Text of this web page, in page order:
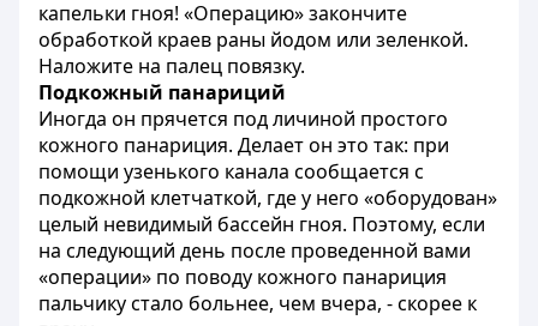
капельки гноя! «Операцию» закончите
обработкой краев раны йодом или зеленкой.
Наложите на палец повязку.
Подкожный панариций
Иногда он прячется под личиной простого
кожного панариция. Делает он это так: при
помощи узенького канала сообщается с
подкожной клетчаткой, где у него «оборудован»
целый невидимый бассейн гноя. Поэтому, если
на следующий день после проведенной вами
«операции» по поводу кожного панариция
пальчику стало больнее, чем вчера, - скорее к